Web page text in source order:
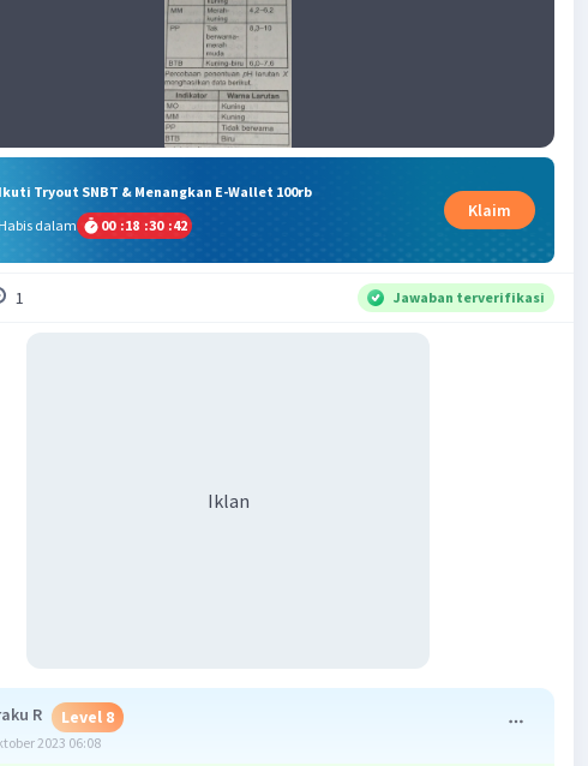
Ikuti Tryout SNBT & Menangkan E-Wallet 100rb
Habis dalam
00 :18 :30 :42
Klaim
1 Jawaban terverifikasi
Iklan
R Level 8
2023 06:08